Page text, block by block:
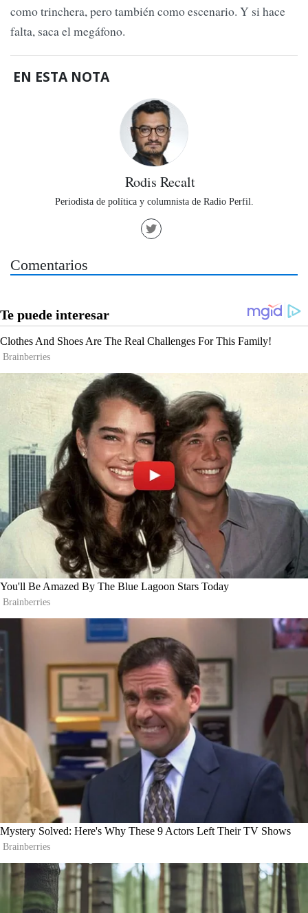
como trinchera, pero también como escenario. Y si hace
falta, saca el megáfono.
EN ESTA NOTA
Rodis Recalt
Periodista de política y columnista de Radio Perfil.
Comentarios